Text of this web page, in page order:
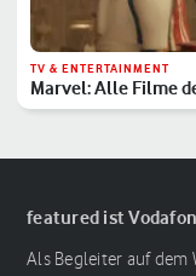
TV & ENTERTAINMENT
Marvel: Alle Filme
Reihenfolge
featured ist
Als Begleiter auf dem